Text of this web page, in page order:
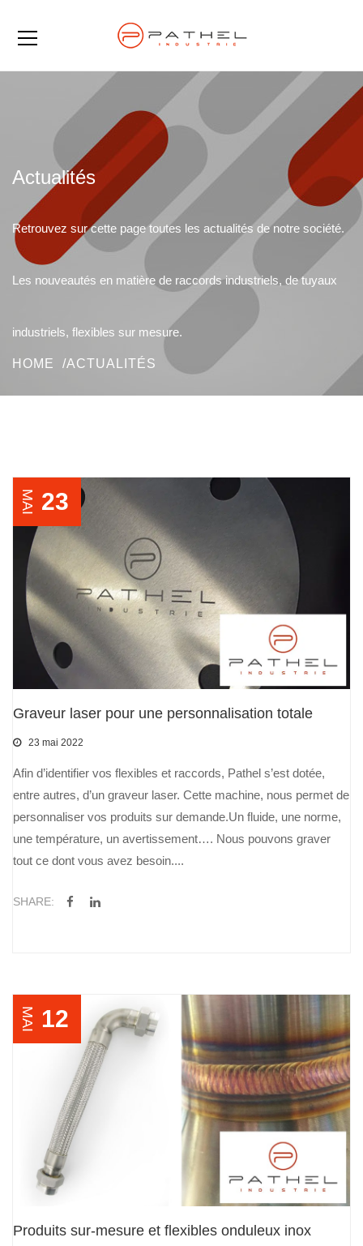
Actualités
Retrouvez sur cette page toutes les actualités de notre société.
Les nouveautés en matière de raccords industriels, de tuyaux
industriels, flexibles sur mesure.
HOME ACTUALITÉS
23
MAI
Graveur laser pour une personnalisation totale
23 mai 2022
Afin d’identifier vos flexibles et raccords, Pathel s’est dotée,
entre autres, d’un graveur laser. Cette machine, nous permet de
personnaliser vos produits sur demande.Un fluide, une norme,
une température, un avertissement…. Nous pouvons graver
tout ce dont vous avez besoin....
SHARE:
12
MAI
Produits sur-mesure et flexibles onduleux inox